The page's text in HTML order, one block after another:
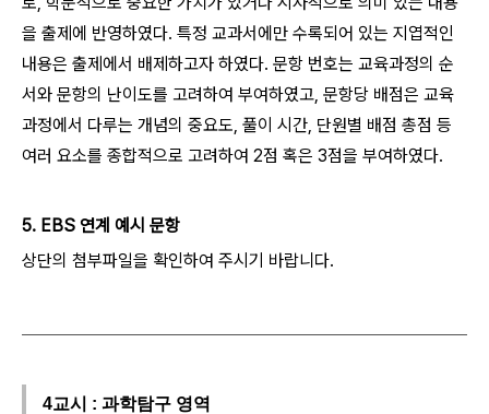
을 출제에 반영하였다. 특정 교과서에만 수록되어 있는 지엽적인
내용은 출제에서 배제하고자 하였다. 문항 번호는 교육과정의 순
서와 문항의 난이도를 고려하여 부여하였고, 문항당 배점은 교육
과정에서 다루는 개념의 중요도, 풀이 시간, 단원별 배점 총점 등
여러 요소를 종합적으로 고려하여 2점 혹은 3점을 부여하였다.
5. EBS 연계 예시 문항
상단의 첨부파일을 확인하여 주시기 바랍니다.
4교시 : 과학탐구 영역